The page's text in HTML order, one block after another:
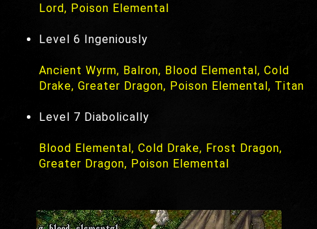
Lord, Poison Elemental
Level 6 Ingeniously
Ancient Wyrm, Balron, Blood Elemental, Cold
Drake, Greater Dragon, Poison Elemental, Titan
Level 7 Diabolically
Blood Elemental, Cold Drake, Frost Dragon,
Greater Dragon, Poison Elemental